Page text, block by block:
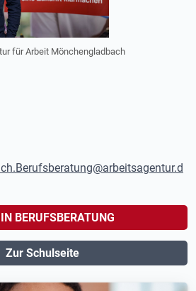
für Arbeit Mönchengladbach
BERUFSBERATUNG
Zur Schulseite